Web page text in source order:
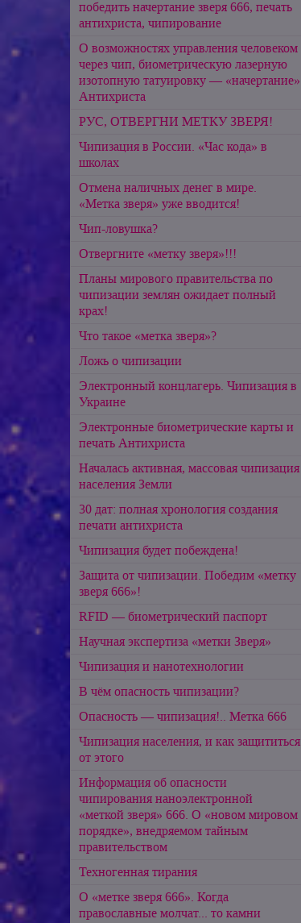
победить начертание зверя 666, печать
антихриста, чипирование
О возможностях управления человеком
через чип, биометрическую лазерную
изотопную татуировку — «начертание»
Антихриста
РУС, ОТВЕРГНИ МЕТКУ ЗВЕРЯ!
Чипизация в России. «Час кода» в
школах
Отмена наличных денег в мире.
«Метка зверя» уже вводится!
Чип-ловушка?
Отвергните «метку зверя»!!!
Планы мирового правительства по
чипизации землян ожидает полный
крах!
Что такое «метка зверя»?
Ложь о чипизации
Электронный концлагерь. Чипизация в
Украине
Электронные биометрические карты и
печать Антихриста
Началась активная, массовая чипизация
населения Земли
30 дат: полная хронология создания
печати антихриста
Чипизация будет побеждена!
Защита от чипизации. Победим «метку
зверя 666»!
RFID — биометрический паспорт
Научная экспертиза «метки Зверя»
Чипизация и нанотехнологии
В чём опасность чипизации?
Опасность — чипизация!.. Метка 666
Чипизация населения, и как защититься
от этого
Информация об опасности
чипирования наноэлектронной
«меткой зверя» 666. О «новом мировом
порядке», внедряемом тайным
правительством
Техногенная тирания
О «метке зверя 666». Когда
православные молчат... то камни